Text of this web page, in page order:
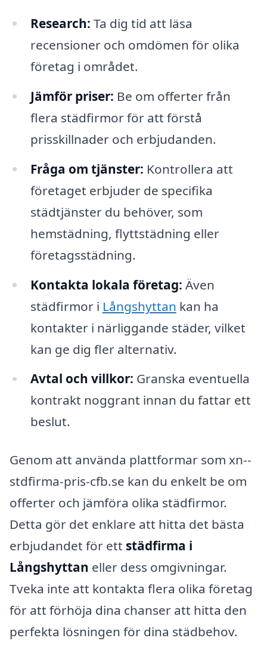
Research: Ta dig tid att läsa
recensioner och omdömen för olika
företag i området.
Jämför priser: Be om offerter från
flera städfirmor för att förstå
prisskillnader och erbjudanden.
Fråga om tjänster: Kontrollera att
företaget erbjuder de specifika
städtjänster du behöver, som
hemstädning, flyttstädning eller
företagsstädning.
Kontakta lokala företag: Även
städfirmor i Långshyttan kan ha
kontakter i närliggande städer, vilket
kan ge dig fler alternativ.
Avtal och villkor: Granska eventuella
kontrakt noggrant innan du fattar ett
beslut.
Genom att använda plattformar som xn--
stdfirma-pris-cfb.se kan du enkelt be om
offerter och jämföra olika städfirmor.
Detta gör det enklare att hitta det bästa
erbjudandet för ett städfirma i
Långshyttan eller dess omgivningar.
Tveka inte att kontakta flera olika företag
för att förhöja dina chanser att hitta den
perfekta lösningen för dina städbehov.